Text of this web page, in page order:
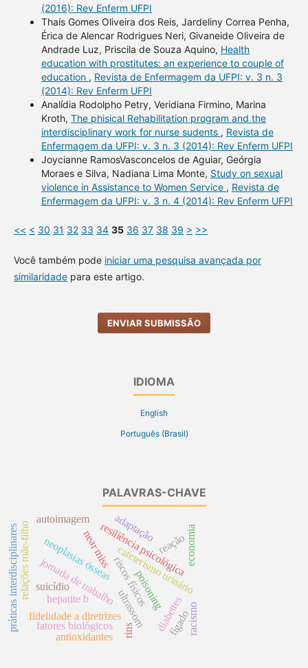
(2016): Rev Enferm UFPI
Thaís Gomes Oliveira dos Reis, Jardeliny Correa Penha,
Érica de Alencar Rodrigues Neri, Givaneide Oliveira de
Andrade Luz, Priscila de Souza Aquino, Health
education with prostitutes: an experience to couple of
education , Revista de Enfermagem da UFPI: v. 3 n. 3
(2014): Rev Enferm UFPI
Analídia Rodolpho Petry, Veridiana Firmino, Marina
Kroth, The phisical Rehabilitation program and the
interdisciplinary work for nurse sudents , Revista de
Enfermagem da UFPI: v. 3 n. 3 (2014): Rev Enferm UFPI
Joycianne RamosVasconcelos de Aguiar, Geórgia
Moraes e Silva, Nadiana Lima Monte, Study on sexual
violence in Assistance to Women Service , Revista de
Enfermagem da UFPI: v. 3 n. 4 (2014): Rev Enferm UFPI
<< < 30 31 32 33 34 35 36 37 38 39 > >>
Você também pode iniciar uma pesquisa avançada por
similaridadepara este artigo.
ENVIAR SUBMISSÃO
IDIOMA
English
Português (Brasil)
PALAVRAS-CHAVE
hepatite b
neoplasias ósseas
poisoning
ultrassom
cateterismo urinário
near miss
fidelidade a diretrizes
jornada de trabalho
resiliência psicológica
relações mãe-filho riscos físicos
autoimagem
fatores biológicos
práticas interdisciplinares economia
suicídio
reação
diabettes
fígado
rins racismo
adaptação
antioxidantes